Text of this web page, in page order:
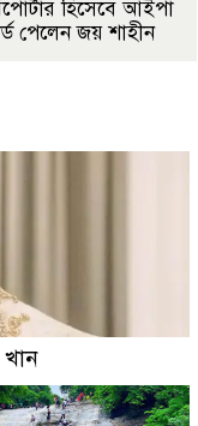
হিসেবে আইপা
পেলেন জয় শাহীন